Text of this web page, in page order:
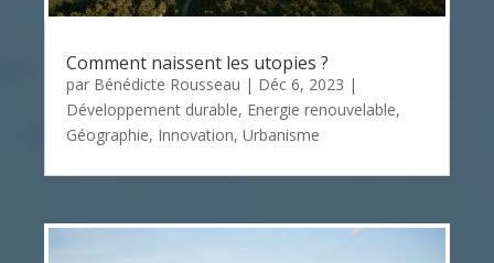
Comment naissent les utopies ?
par Bénédicte Rousseau | Déc 6, 2023 |
Développement durable, Energie renouvelable,
Géographie, Innovation, Urbanisme